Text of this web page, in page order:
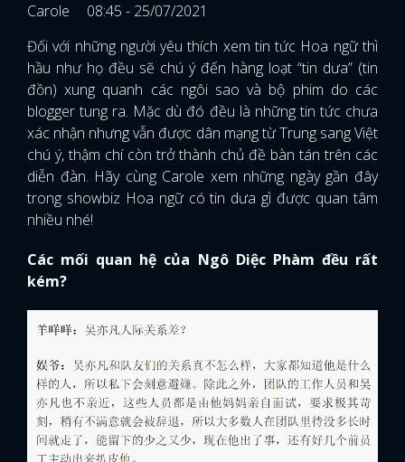
Carole
08:45 - 25/07/2021
Đối với những người yêu thích xem tin tức Hoa ngữ thì
hầu như họ đều sẽ chú ý đến hàng loạt “tin dưa” (tin
đồn) xung quanh các ngôi sao và bộ phim do các
blogger tung ra. Mặc dù đó đều là những tin tức chưa
xác nhận nhưng vẫn được dân mạng từ Trung sang Việt
chú ý, thậm chí còn trở thành chủ đề bàn tán trên các
diễn đàn. Hãy cùng Carole xem những ngày gần đây
trong showbiz Hoa ngữ có tin dưa gì được quan tâm
nhiều nhé!
Các mối quan hệ của Ngô Diệc Phàm đều rất
kém?